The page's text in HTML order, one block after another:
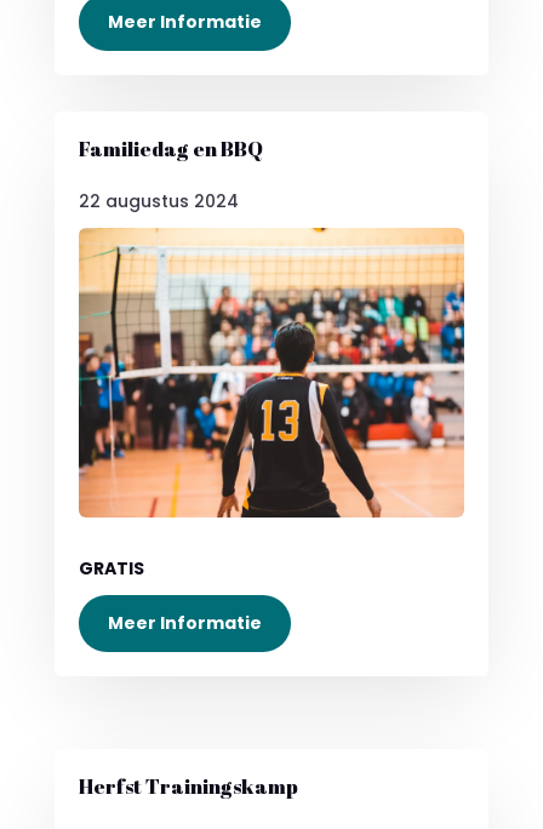
Meer Informatie
Familiedag en BBQ
22 augustus 2024
GRATIS
Meer Informatie
Herfst Trainingskamp